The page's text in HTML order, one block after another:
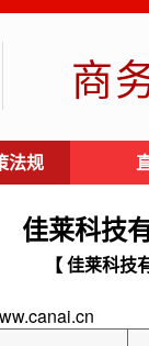
商
法规
佳莱科技
【 佳莱科技